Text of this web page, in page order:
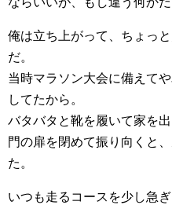
俺は立ち上がって、ちょっ
だ。
当時マラソン大会に備えて
してたから。
バタバタと靴を履いて家を出
門の扉を閉めて振り向くと
た。
いつも走るコースを少し急